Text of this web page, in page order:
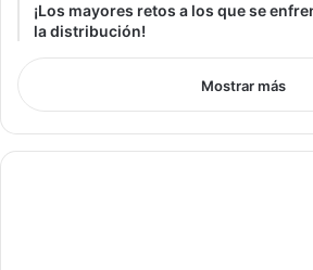
¡Los mayores retos a los que se
la distribución!
Mostrar más